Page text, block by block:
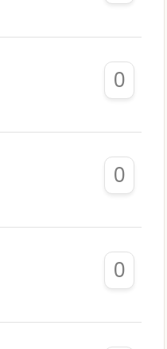
0
0
0